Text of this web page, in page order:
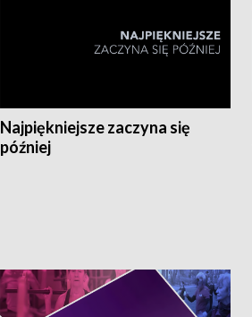
Najpiękniejsze zaczyna się
później